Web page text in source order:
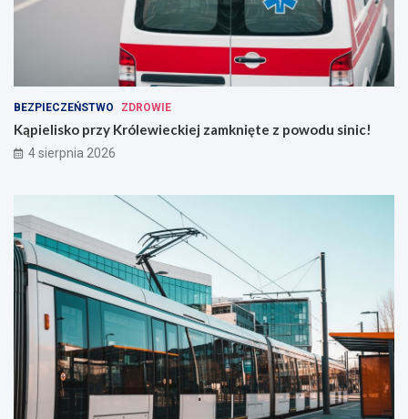
BEZPIECZEŃSTWO ZDROWIE
Kąpielisko przy Królewieckiej zamknięte z powodu sinic!
4 sierpnia 2026